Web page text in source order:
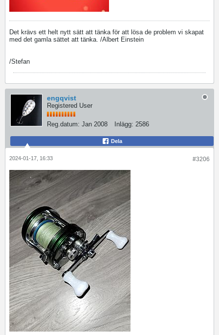
Det krävs ett helt nytt sätt att tänka för att lösa de problem vi skapat
med det gamla sättet att tänka. /Albert Einstein
/Stefan
engqvist
Registered User
Reg.datum: Jan 2008 Inlägg: 2586
Dela
#3206
2024-01-17, 16:33